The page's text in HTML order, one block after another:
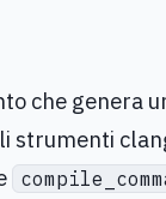
che genera
strumenti